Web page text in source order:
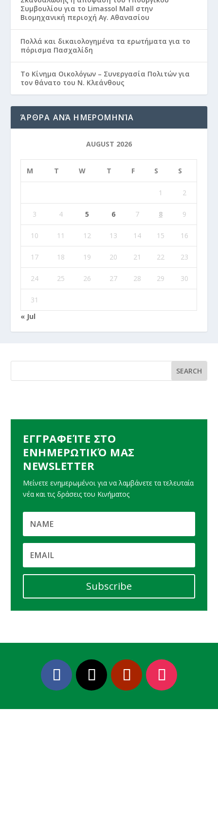
Συμβουλίου για το Limassol Mall στην
Βιομηχανική περιοχή Αγ. Αθανασίου
Πολλά και δικαιολογημένα τα ερωτήματα για το
πόρισμα Πασχαλίδη
Το Κίνημα Οικολόγων – Συνεργασία Πολιτών για
τον θάνατο του Ν. Κλεάνθους
ΆΡΘΡΑ ΑΝΆ ΗΜΕΡΟΜΗΝΊΑ
AUGUST 2026
M T W T F S S
1 2
3 4 5 6 7 8 9
10 11 12 13 14 15 16
17 18 19 20 21 22 23
24 25 26 27 28 29 30
31
« Jul
ΕΓΓΡΑΦΕΊΤΕ ΣΤΟ
ΕΝΗΜΕΡΩΤΙΚΌ ΜΑΣ
NEWSLETTER
Μείνετε ενημερωμένοι για να λαμβάνετε τα τελευταία
νέα και τις δράσεις του Κινήματος
Subscribe